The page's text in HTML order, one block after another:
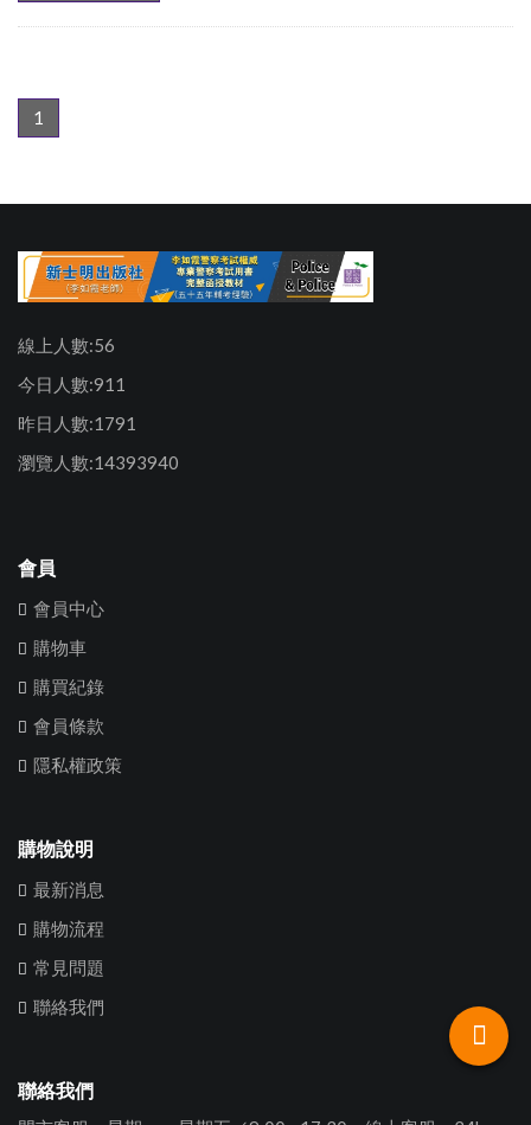
1
線上人數:56
今日人數:911
昨日人數:1791
瀏覽人數:14393940
會員
會員中心
購物車
購買紀錄
會員條款
隱私權政策
購物說明
最新消息
購物流程
常見問題
聯絡我們
聯絡我們